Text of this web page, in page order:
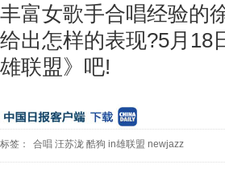
丰富女歌手合唱经验的
给出怎样的表现?5月18
雄联盟》吧!
标签： 合唱 汪苏泷 酷狗 in雄联盟 newjazz